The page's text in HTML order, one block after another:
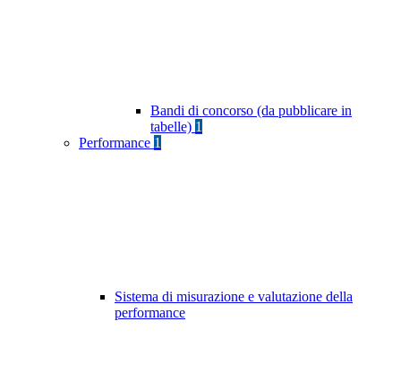
Bandi di concorso (da pubblicare in
tabelle) 1
Performance 1
Sistema di misurazione e valutazione della
performance